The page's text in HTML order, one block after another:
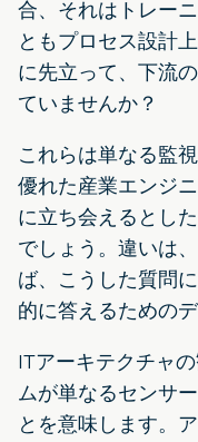
合、それはトレー
ともプロセス設計
に先立って、下流
ていませんか？
これらは単なる監
優れた産業エンジ
に立ち会えるとし
でしょう。違いは
ば、こうした質問
的に答えるための
ITアーキテクチャ
ムが単なるセンサ
とを意味します。